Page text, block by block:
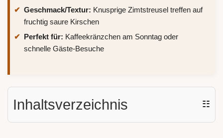
Geschmack/Textur: Knusprige Zimtstreusel treffen auf
fruchtig saure Kirschen
Perfekt für: Kaffeekränzchen am Sonntag oder
schnelle Gäste-Besuche
Inhaltsverzeichnis ☷